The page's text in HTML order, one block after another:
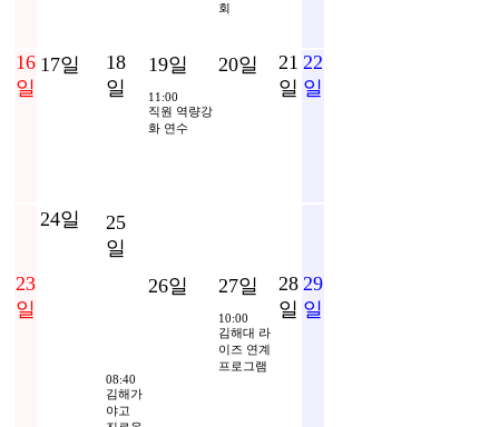
회
16
일
17일
18
일
19일
11:00
직원 역량강
화 연수
20일
21
일
22
일
23
일
24일
25
일
08:40
김해가
야고
26일 27일
10:00
김해대 라
이즈 연계
프로그램
28
일
29
일